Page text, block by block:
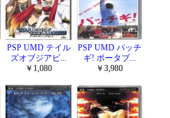
PSP UMD テイル
ズオブジアビ...
￥1,080
PSP UMD パッチ
ギ! ポータブ...
￥3,980